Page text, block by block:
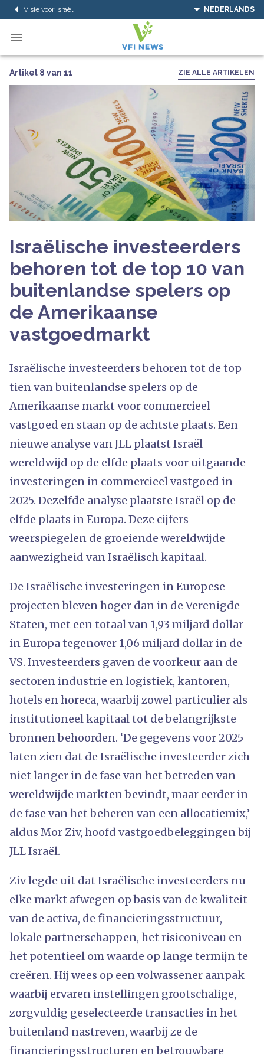
Visie voor Israël NEDERLANDS
Artikel 8 van 11 ZIE ALLE ARTIKELEN
Israëlische investeerders
behoren tot de top 10 van
buitenlandse spelers op
de Amerikaanse
vastgoedmarkt
Israëlische investeerders behoren tot de top
tien van buitenlandse spelers op de
Amerikaanse markt voor commercieel
vastgoed en staan ​​op de achtste plaats. Een
nieuwe analyse van JLL plaatst Israël
wereldwijd op de elfde plaats voor uitgaande
investeringen in commercieel vastgoed in
2025. Dezelfde analyse plaatste Israël op de
elfde plaats in Europa. Deze cijfers
weerspiegelen de groeiende wereldwijde
aanwezigheid van Israëlisch kapitaal.
De Israëlische investeringen in Europese
projecten bleven hoger dan in de Verenigde
Staten, met een totaal van 1,93 miljard dollar
in Europa tegenover 1,06 miljard dollar in de
VS. Investeerders gaven de voorkeur aan de
sectoren industrie en logistiek, kantoren,
hotels en horeca, waarbij zowel particulier als
institutioneel kapitaal tot de belangrijkste
bronnen behoorden. ‘De gegevens voor 2025
laten zien dat de Israëlische investeerder zich
niet langer in de fase van het betreden van
wereldwijde markten bevindt, maar eerder in
de fase van het beheren van een allocatiemix,’
aldus Mor Ziv, hoofd vastgoedbeleggingen bij
JLL Israël.
Ziv legde uit dat Israëlische investeerders nu
elke markt afwegen op basis van de kwaliteit
van de activa, de financieringsstructuur,
lokale partnerschappen, het risiconiveau en
het potentieel om waarde op lange termijn te
creëren. Hij wees op een volwassener aanpak
waarbij ervaren instellingen grootschalige,
zorgvuldig geselecteerde transacties in het
buitenland nastreven, waarbij ze de
financieringsstructuren en betrouwbare